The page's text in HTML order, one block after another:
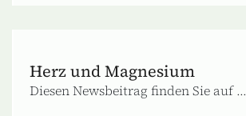
Herz und Magnesium
Diesen Newsbeitrag finden Sie auf ...